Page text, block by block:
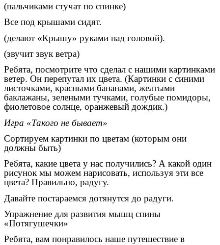
(пальчиками стучат по спинке)
Все под крышами сидят.
(делают «Крышу» руками над головой).
(звучит звук ветра)
Ребята, посмотрите что сделал с нашими картинками
ветер. Он перепутал их цвета. (Картинки с синими
листочками, красными бананами, желтыми
баклажаны, зелеными тучками, голубые помидоры,
фиолетовое солнце, оранжевый дождик.)
Игра «Такого не бывает»
Сортируем картинки по цветам (которым они
должны быть)
Ребята, какие цвета у нас получились? А какой один
рисунок мы можем нарисовать, используя эти все
цвета? Правильно, радугу.
Давайте постараемся дотянутся до радуги.
Упражнение для развития мышц спины
«Потягушечки»
Ребята, вам понравилось наше путешествие в